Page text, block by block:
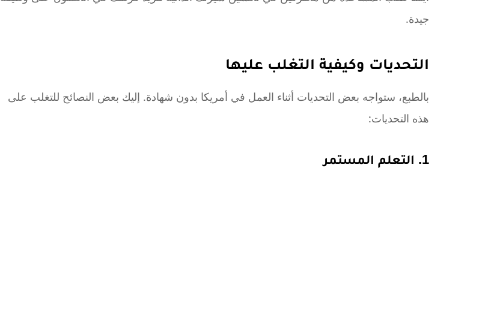
جيدة.
التحديات وكيفية التغلب عليها
بالطبع، ستواجه بعض التحديات أثناء العمل في أمريكا بدون شهادة. إليك بعض النصائح للتغلب على
هذه التحديات:
1. التعلم المستمر